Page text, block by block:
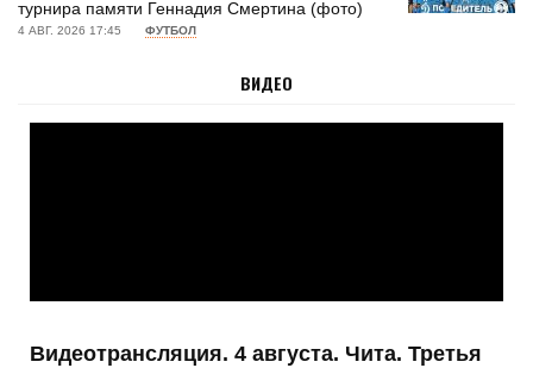
В Барнауле победителями турнира 2 на 2 стали команды
турнира памяти Геннадия Смертина (фото)
4 АВГ. 2026 17:45 ФУТБОЛ
ВИДЕО
Видеотрансляция. 4 августа. Чита. Третья